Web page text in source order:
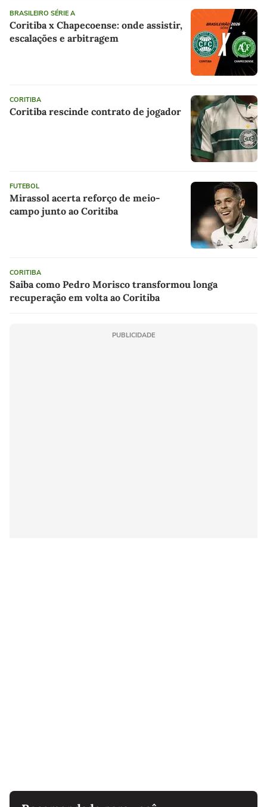
BRASILEIRO SÉRIE A
Coritiba x Chapecoense: onde assistir,
escalações e arbitragem
CORITIBA
Coritiba rescinde contrato de jogador
FUTEBOL
Mirassol acerta reforço de meio-
campo junto ao Coritiba
CORITIBA
Saiba como Pedro Morisco transformou longa
recuperação em volta ao Coritiba
PUBLICIDADE